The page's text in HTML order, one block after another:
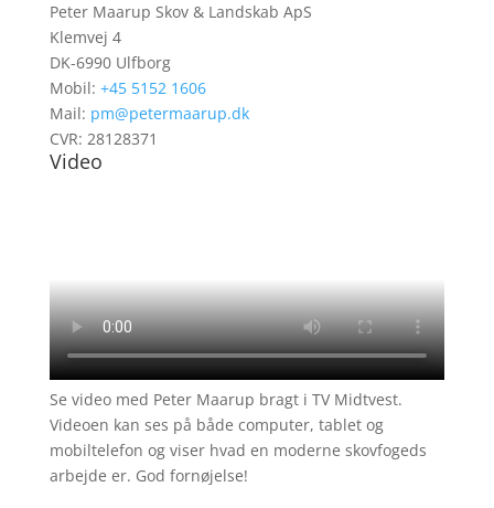
Peter Maarup Skov & Landskab ApS
Klemvej 4
DK-6990 Ulfborg
Mobil: +45 5152 1606
Mail: pm@petermaarup.dk
CVR: 28128371
Video
Se video med Peter Maarup bragt i TV Midtvest.
Videoen kan ses på både computer, tablet og
mobiltelefon og viser hvad en moderne skovfogeds
arbejde er. God fornøjelse!